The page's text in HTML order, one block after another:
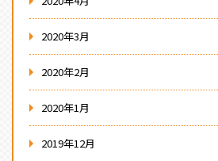
2020年3月
2020年2月
2020年1月
2019年12月